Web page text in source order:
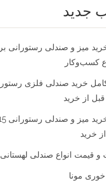
جدید
میز و صندلی رستورانی بر
کسب‌و‌کار
از خرید
خرید
قیمت انواع صندلی لهستانی
خوری مونا